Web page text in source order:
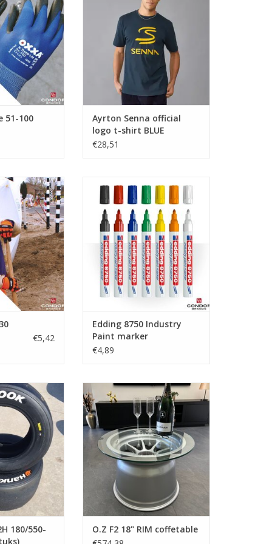
51-100
TOEVOEGEN AAN WINKELWAGEN
Ayrton Senna official
logo t-shirt BLUE
€28,51
51-630
WINKELWAGEN
€5,42
Voor het permanent beschrijven
op licht oliehoudende, stoffige
en donkere oppervlakken.
TOEVOEGEN AAN WINKELWAGEN
Edding 8750 Industry
Paint marker
€4,89
C92H
(4 stuks)
WINKELWAGEN
180/550-
O.Z F2 18" RIM coffetable
TOEVOEGEN AAN WINKELWAGEN
O.Z F2 18" RIM coffetable